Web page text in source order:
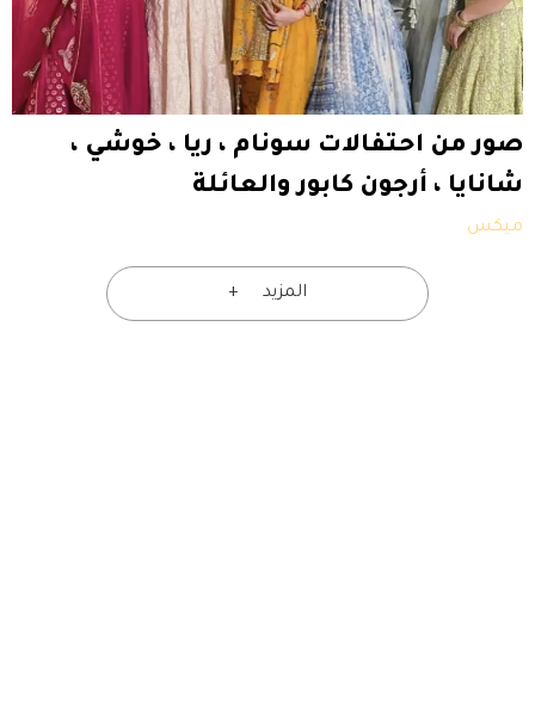
صور من احتفالات سونام ، ريا ، خوشي ،
شانايا ، أرجون كابور والعائلة
ميكس
المزيد